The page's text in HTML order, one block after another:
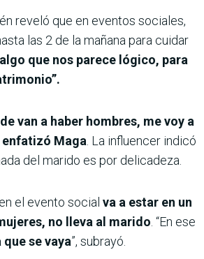
reveló que en eventos sociales,
las 2 de la mañana para cuidar
algo que nos parece lógico, para
van a haber hombres, me voy a
Maga . La influencer indicó
del marido es por delicadeza.
el evento social va a estar en un
no lleva al marido . “En ese
se vaya”, subrayó.